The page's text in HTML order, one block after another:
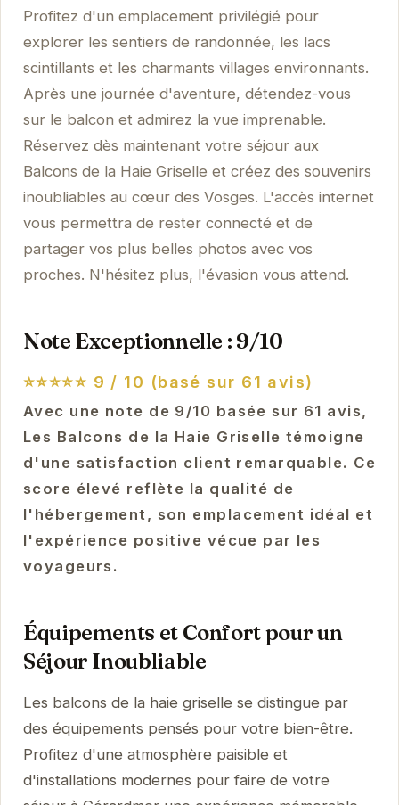
Profitez d'un emplacement privilégié pour
explorer les sentiers de randonnée, les lacs
scintillants et les charmants villages environnants.
Après une journée d'aventure, détendez-vous
sur le balcon et admirez la vue imprenable.
Réservez dès maintenant votre séjour aux
Balcons de la Haie Griselle et créez des souvenirs
inoubliables au cœur des Vosges. L'accès internet
vous permettra de rester connecté et de
partager vos plus belles photos avec vos
proches. N'hésitez plus, l'évasion vous attend.
Note Exceptionnelle : 9/10
⭐⭐⭐⭐⭐ 9 / 10 (basé sur 61 avis)
Avec une note de 9/10 basée sur 61 avis,
Les Balcons de la Haie Griselle témoigne
d'une satisfaction client remarquable. Ce
score élevé reflète la qualité de
l'hébergement, son emplacement idéal et
l'expérience positive vécue par les
voyageurs.
Équipements et Confort pour un
Séjour Inoubliable
Les balcons de la haie griselle se distingue par
des équipements pensés pour votre bien-être.
Profitez d'une atmosphère paisible et
d'installations modernes pour faire de votre